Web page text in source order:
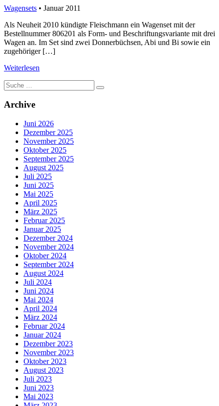
Wagensets • Januar 2011
Als Neuheit 2010 kündigte Fleischmann ein Wagenset mit der
Bestellnummer 806201 als Form- und Beschriftungsvariante mit drei
Wagen an. Im Set sind zwei Donnerbüchsen, Abi und Bi sowie ein
zugehöriger […]
Weiterlesen
Suche
nach:
Archive
Juni 2026
Dezember 2025
November 2025
Oktober 2025
September 2025
August 2025
Juli 2025
Juni 2025
Mai 2025
April 2025
März 2025
Februar 2025
Januar 2025
Dezember 2024
November 2024
Oktober 2024
September 2024
August 2024
Juli 2024
Juni 2024
Mai 2024
April 2024
März 2024
Februar 2024
Januar 2024
Dezember 2023
November 2023
Oktober 2023
August 2023
Juli 2023
Juni 2023
Mai 2023